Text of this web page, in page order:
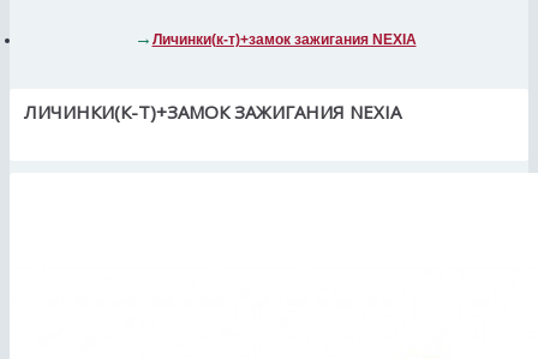
Личинки(к-т)+замок зажигания NEXIA
ЛИЧИНКИ(К-Т)+ЗАМОК ЗАЖИГАНИЯ NEXIA